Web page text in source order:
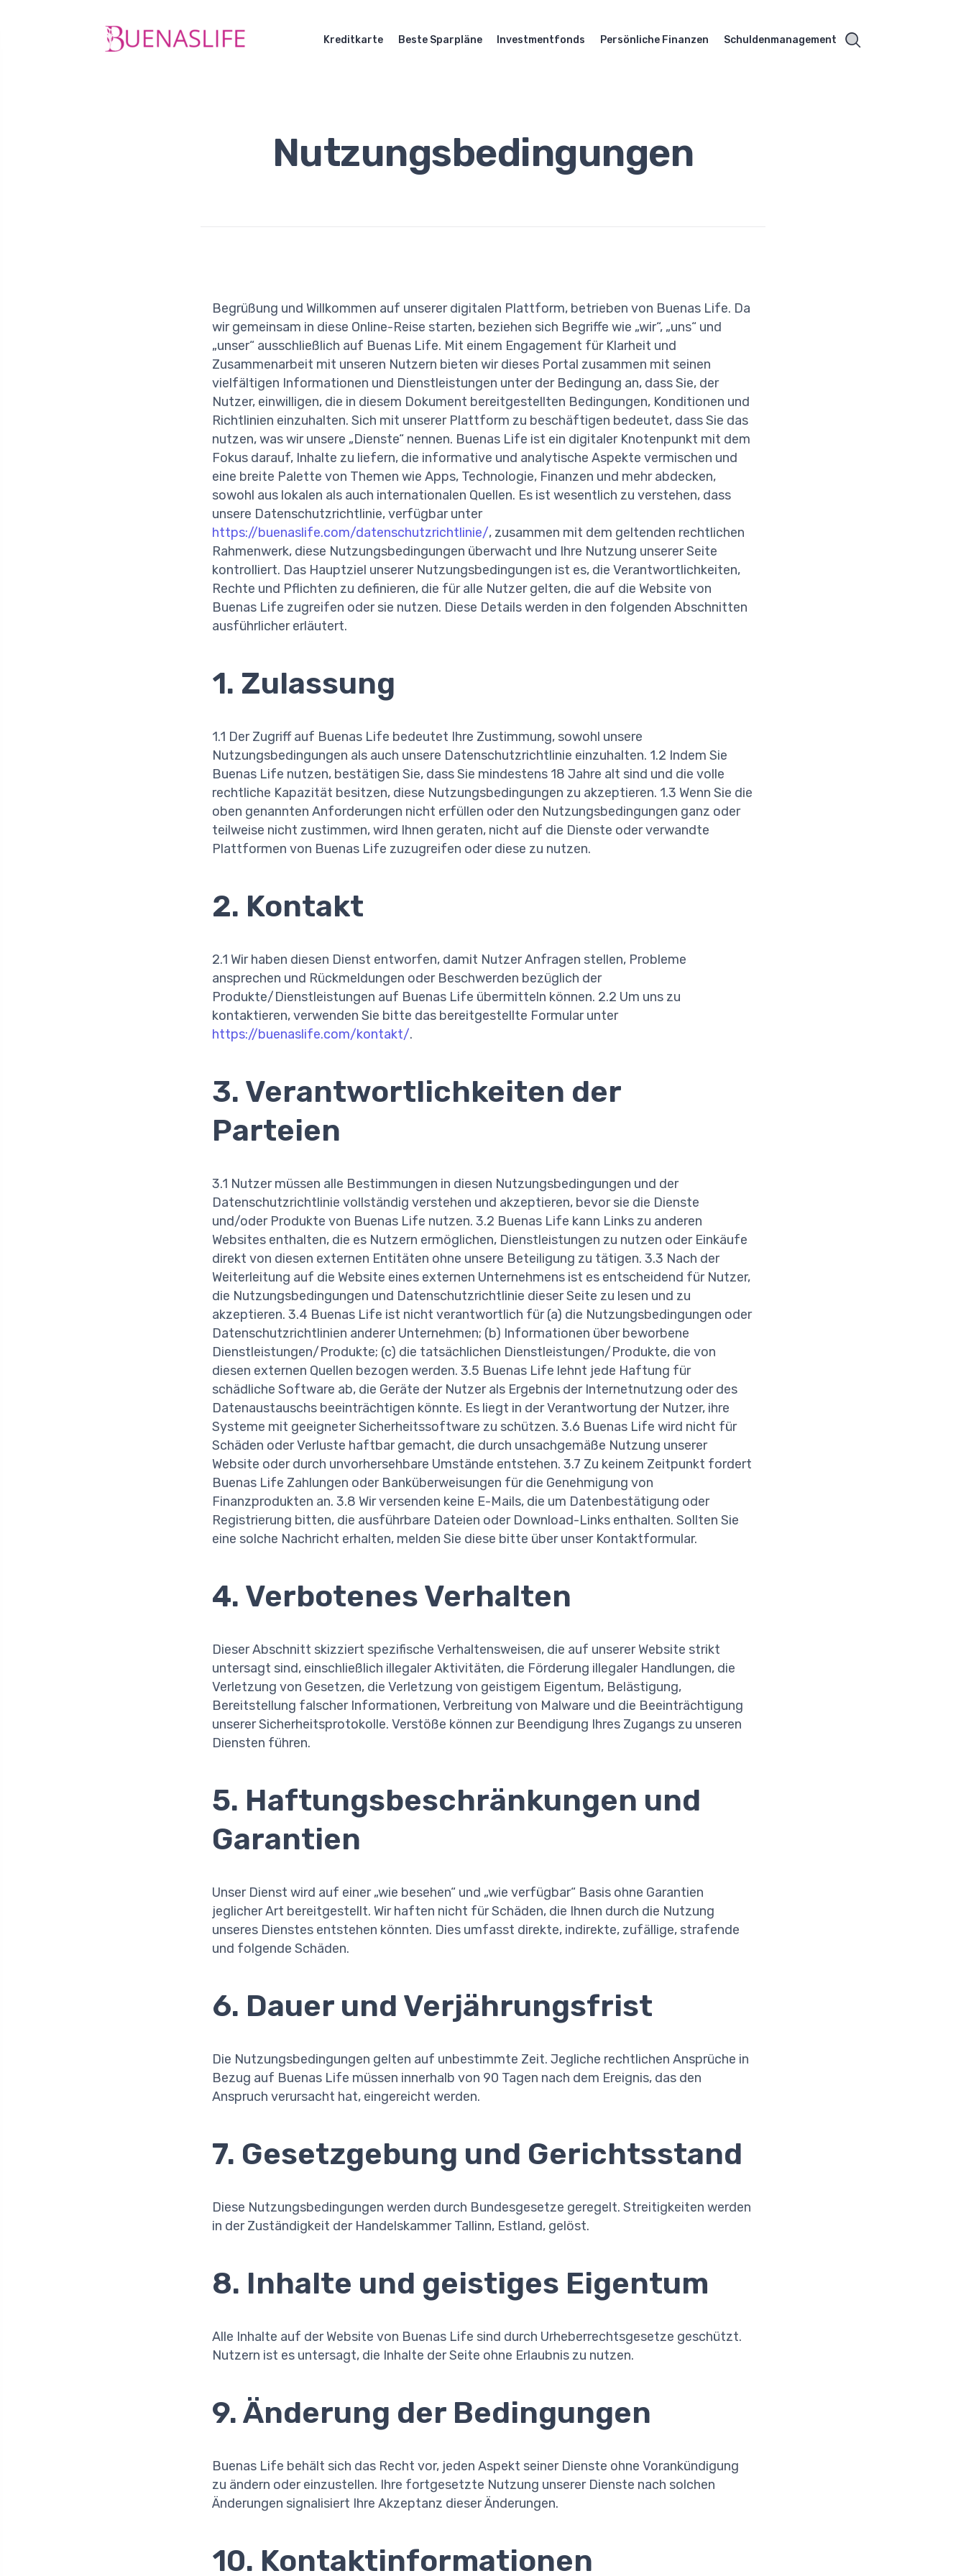
Kreditkarte Beste Sparpläne Investmentfonds Persönliche Finanzen Schuldenmanagement
Nutzungsbedingungen
Begrüßung und Willkommen auf unserer digitalen Plattform, betrieben von Buenas Life. Da
wir gemeinsam in diese Online-Reise starten, beziehen sich Begriffe wie „wir“, „uns“ und
„unser“ ausschließlich auf Buenas Life. Mit einem Engagement für Klarheit und
Zusammenarbeit mit unseren Nutzern bieten wir dieses Portal zusammen mit seinen
vielfältigen Informationen und Dienstleistungen unter der Bedingung an, dass Sie, der
Nutzer, einwilligen, die in diesem Dokument bereitgestellten Bedingungen, Konditionen und
Richtlinien einzuhalten. Sich mit unserer Plattform zu beschäftigen bedeutet, dass Sie das
nutzen, was wir unsere „Dienste“ nennen. Buenas Life ist ein digitaler Knotenpunkt mit dem
Fokus darauf, Inhalte zu liefern, die informative und analytische Aspekte vermischen und
eine breite Palette von Themen wie Apps, Technologie, Finanzen und mehr abdecken,
sowohl aus lokalen als auch internationalen Quellen. Es ist wesentlich zu verstehen, dass
unsere Datenschutzrichtlinie, verfügbar unter
https://buenaslife.com/datenschutzrichtlinie/, zusammen mit dem geltenden rechtlichen
Rahmenwerk, diese Nutzungsbedingungen überwacht und Ihre Nutzung unserer Seite
kontrolliert. Das Hauptziel unserer Nutzungsbedingungen ist es, die Verantwortlichkeiten,
Rechte und Pflichten zu definieren, die für alle Nutzer gelten, die auf die Website von
Buenas Life zugreifen oder sie nutzen. Diese Details werden in den folgenden Abschnitten
ausführlicher erläutert.
1. Zulassung
1.1 Der Zugriff auf Buenas Life bedeutet Ihre Zustimmung, sowohl unsere
Nutzungsbedingungen als auch unsere Datenschutzrichtlinie einzuhalten. 1.2 Indem Sie
Buenas Life nutzen, bestätigen Sie, dass Sie mindestens 18 Jahre alt sind und die volle
rechtliche Kapazität besitzen, diese Nutzungsbedingungen zu akzeptieren. 1.3 Wenn Sie die
oben genannten Anforderungen nicht erfüllen oder den Nutzungsbedingungen ganz oder
teilweise nicht zustimmen, wird Ihnen geraten, nicht auf die Dienste oder verwandte
Plattformen von Buenas Life zuzugreifen oder diese zu nutzen.
2. Kontakt
2.1 Wir haben diesen Dienst entworfen, damit Nutzer Anfragen stellen, Probleme
ansprechen und Rückmeldungen oder Beschwerden bezüglich der
Produkte/Dienstleistungen auf Buenas Life übermitteln können. 2.2 Um uns zu
kontaktieren, verwenden Sie bitte das bereitgestellte Formular unter
https://buenaslife.com/kontakt/.
3. Verantwortlichkeiten der
Parteien
3.1 Nutzer müssen alle Bestimmungen in diesen Nutzungsbedingungen und der
Datenschutzrichtlinie vollständig verstehen und akzeptieren, bevor sie die Dienste
und/oder Produkte von Buenas Life nutzen. 3.2 Buenas Life kann Links zu anderen
Websites enthalten, die es Nutzern ermöglichen, Dienstleistungen zu nutzen oder Einkäufe
direkt von diesen externen Entitäten ohne unsere Beteiligung zu tätigen. 3.3 Nach der
Weiterleitung auf die Website eines externen Unternehmens ist es entscheidend für Nutzer,
die Nutzungsbedingungen und Datenschutzrichtlinie dieser Seite zu lesen und zu
akzeptieren. 3.4 Buenas Life ist nicht verantwortlich für (a) die Nutzungsbedingungen oder
Datenschutzrichtlinien anderer Unternehmen; (b) Informationen über beworbene
Dienstleistungen/Produkte; (c) die tatsächlichen Dienstleistungen/Produkte, die von
diesen externen Quellen bezogen werden. 3.5 Buenas Life lehnt jede Haftung für
schädliche Software ab, die Geräte der Nutzer als Ergebnis der Internetnutzung oder des
Datenaustauschs beeinträchtigen könnte. Es liegt in der Verantwortung der Nutzer, ihre
Systeme mit geeigneter Sicherheitssoftware zu schützen. 3.6 Buenas Life wird nicht für
Schäden oder Verluste haftbar gemacht, die durch unsachgemäße Nutzung unserer
Website oder durch unvorhersehbare Umstände entstehen. 3.7 Zu keinem Zeitpunkt fordert
Buenas Life Zahlungen oder Banküberweisungen für die Genehmigung von
Finanzprodukten an. 3.8 Wir versenden keine E-Mails, die um Datenbestätigung oder
Registrierung bitten, die ausführbare Dateien oder Download-Links enthalten. Sollten Sie
eine solche Nachricht erhalten, melden Sie diese bitte über unser Kontaktformular.
4. Verbotenes Verhalten
Dieser Abschnitt skizziert spezifische Verhaltensweisen, die auf unserer Website strikt
untersagt sind, einschließlich illegaler Aktivitäten, die Förderung illegaler Handlungen, die
Verletzung von Gesetzen, die Verletzung von geistigem Eigentum, Belästigung,
Bereitstellung falscher Informationen, Verbreitung von Malware und die Beeinträchtigung
unserer Sicherheitsprotokolle. Verstöße können zur Beendigung Ihres Zugangs zu unseren
Diensten führen.
5. Haftungsbeschränkungen und
Garantien
Unser Dienst wird auf einer „wie besehen“ und „wie verfügbar“ Basis ohne Garantien
jeglicher Art bereitgestellt. Wir haften nicht für Schäden, die Ihnen durch die Nutzung
unseres Dienstes entstehen könnten. Dies umfasst direkte, indirekte, zufällige, strafende
und folgende Schäden.
6. Dauer und Verjährungsfrist
Die Nutzungsbedingungen gelten auf unbestimmte Zeit. Jegliche rechtlichen Ansprüche in
Bezug auf Buenas Life müssen innerhalb von 90 Tagen nach dem Ereignis, das den
Anspruch verursacht hat, eingereicht werden.
7. Gesetzgebung und Gerichtsstand
Diese Nutzungsbedingungen werden durch Bundesgesetze geregelt. Streitigkeiten werden
in der Zuständigkeit der Handelskammer Tallinn, Estland, gelöst.
8. Inhalte und geistiges Eigentum
Alle Inhalte auf der Website von Buenas Life sind durch Urheberrechtsgesetze geschützt.
Nutzern ist es untersagt, die Inhalte der Seite ohne Erlaubnis zu nutzen.
9. Änderung der Bedingungen
Buenas Life behält sich das Recht vor, jeden Aspekt seiner Dienste ohne Vorankündigung
zu ändern oder einzustellen. Ihre fortgesetzte Nutzung unserer Dienste nach solchen
Änderungen signalisiert Ihre Akzeptanz dieser Änderungen.
10. Kontaktinformationen